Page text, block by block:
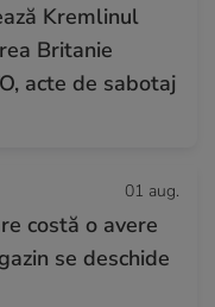
Kremlinul
Britanie
acte de sabotaj
01 aug.
costă o avere
se deschide